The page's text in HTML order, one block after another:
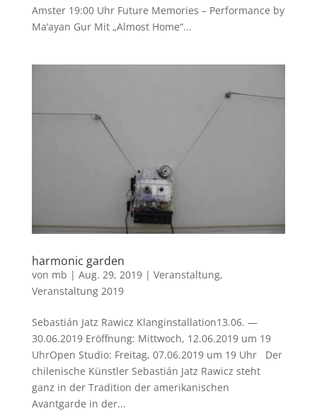
Amster 19:00 Uhr Future Memories – Performance by
Ma’ayan Gur Mit „Almost Home“...
harmonic garden
von mb | Aug. 29, 2019| Veranstaltung,
Veranstaltung 2019
Sebastián Jatz Rawicz Klanginstallation13.06. —
30.06.2019 Eröffnung: Mittwoch, 12.06.2019 um 19
UhrOpen Studio: Freitag, 07.06.2019 um 19 Uhr Der
chilenische Künstler Sebastián Jatz Rawicz steht
ganz in der Tradition der amerikanischen
Avantgarde in der...